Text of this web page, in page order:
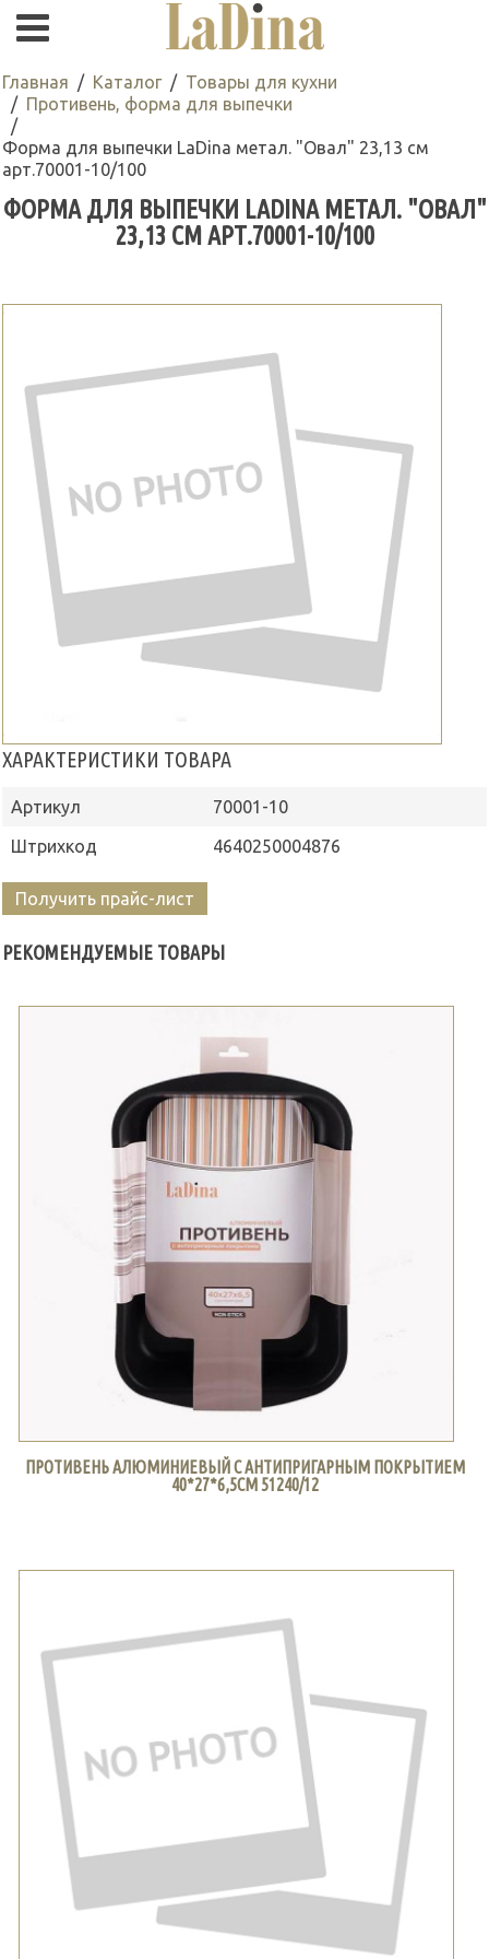
Главная Каталог
Товары для кухни
Противень, форма для выпечки
Форма для выпечки LaDina метал. "Овал" 23,13 см
арт.70001-10/100
ФОРМА ДЛЯ ВЫПЕЧКИ LADINA МЕТАЛ. "ОВАЛ"
23,13 СМ АРТ.70001-10/100
ХАРАКТЕРИСТИКИ ТОВАРА
Артикул
70001-10
Штрихкод
4640250004876
Получить прайс-лист
РЕКОМЕНДУЕМЫЕ ТОВАРЫ
ПРОТИВЕНЬ АЛЮМИНИЕВЫЙ С АНТИПРИГАРНЫМ ПОКРЫТИЕМ
40*27*6,5СМ 51240/12